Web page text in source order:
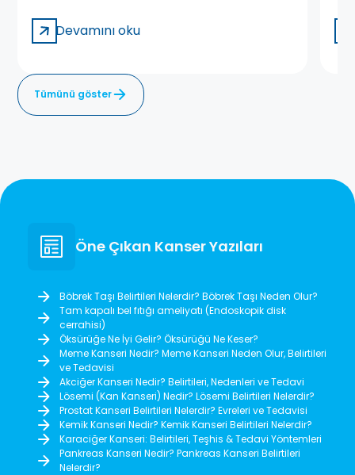
Devamını oku
Tümünü göster
Öne Çıkan Kanser Yazıları
Böbrek Taşı Belirtileri Nelerdir? Böbrek Taşı Neden Olur?
Tam kapalı bel fıtığı ameliyatı (Endoskopik disk
cerrahisi)
Öksürüğe Ne İyi Gelir? Öksürüğü Ne Keser?
Meme Kanseri Nedir? Meme Kanseri Neden Olur, Belirtileri
ve Tedavisi
Akciğer Kanseri Nedir? Belirtileri, Nedenleri ve Tedavi
Lösemi (Kan Kanseri) Nedir? Lösemi Belirtileri Nelerdir?
Prostat Kanseri Belirtileri Nelerdir? Evreleri ve Tedavisi
Kemik Kanseri Nedir? Kemik Kanseri Belirtileri Nelerdir?
Karaciğer Kanseri: Belirtileri, Teşhis & Tedavi Yöntemleri
Pankreas Kanseri Nedir? Pankreas Kanseri Belirtileri
Nelerdir?